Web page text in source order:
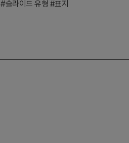
#슬라이드 유형 #표지